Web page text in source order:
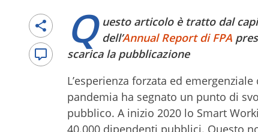
Q uesto articolo è tratto dal
dell’Annual Report di FPA
scarica la pubblicazione
L’esperienza forzata ed
pandemia ha segnato un punto di
pubblico. A inizio 2020 lo Smart
40.000 dipendenti pubblici. Questo